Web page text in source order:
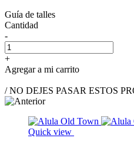
Guía de talles
Cantidad
-
+
Agregar a mi carrito
/ NO DEJES PASAR ESTOS
Quick view